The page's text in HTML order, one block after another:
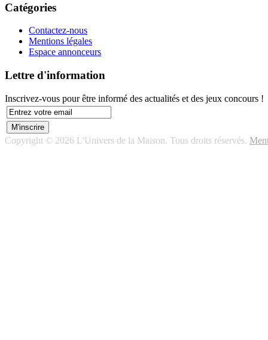
Catégories
Contactez-nous
Mentions légales
Espace annonceurs
Lettre d'information
Inscrivez-vous pour être informé des actualités et des jeux concours !
Copyright © 2026 L'Univers de la Maison. Tous droits réservés.